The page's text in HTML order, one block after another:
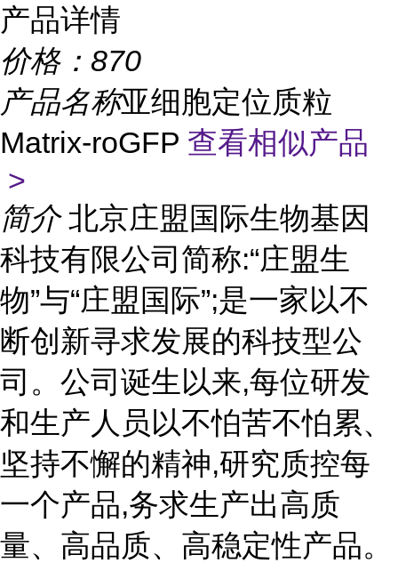
产品详情
价格： 870
产品名称亚细胞定位质粒
Matrix-roGFP 查看相似产品
>
简介 北京庄盟国际生物基因
科技有限公司简称:“庄盟生
物”与“庄盟国际”;是一家以不
断创新寻求发展的科技型公
司。公司诞生以来,每位研发
和生产人员以不怕苦不怕累、
坚持不懈的精神,研究质控每
一个产品,务求生产出高质
量、高品质、高稳定性产品。